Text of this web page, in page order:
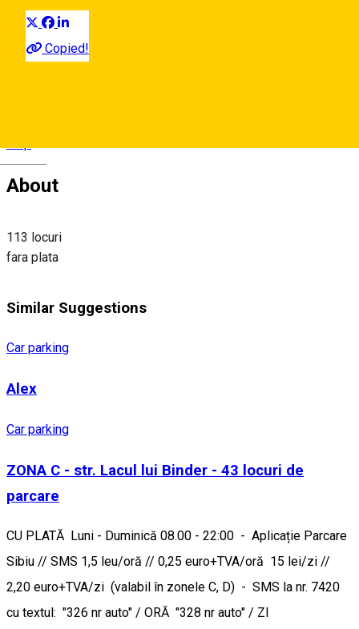
Copied!
About
113 locuri
fara plata
Similar Suggestions
Car parking
Alex
Car parking
ZONA C - str. Lacul lui Binder - 43 locuri de
parcare
CU PLATĂ Luni - Duminică 08.00 - 22:00 - Aplicație Parcare
Sibiu // SMS 1,5 leu/oră // 0,25 euro+TVA/oră 15 lei/zi //
2,20 euro+TVA/zi (valabil în zonele C, D) - SMS la nr. 7420
cu textul: "326 nr auto" / ORĂ "328 nr auto" / ZI